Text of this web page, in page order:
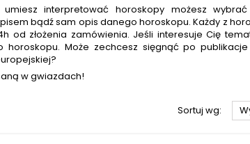
interpretować horoskopy możesz
bądź sam opis danego horoskopu. Każdy z
od złożenia zamówienia. Jeśli interesuje Cię
horoskopu. Może zechcesz sięgnąć po
?
w gwiazdach!
Sortuj wg: